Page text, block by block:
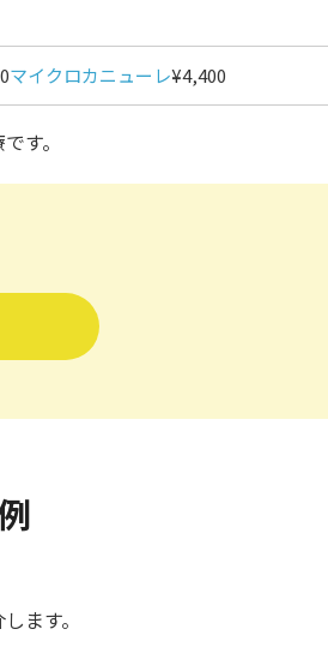
マイクロカニューレ¥4,400
す。
ます。